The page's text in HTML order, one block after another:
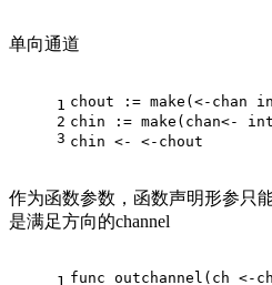
单向通道
1
2
3
chout := make (<- chan
chin := make ( chan<- int
chin <-
作为函数参数，函数声明形参只
是满足方向的channel
1 func outchannel (ch <-